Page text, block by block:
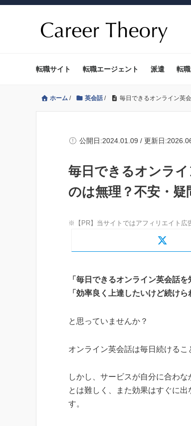
転職サイト 転職エージェント 派遣 転
ホーム / 英会話/ 毎日できるオンライン英
公開日:2024.01.09 / 更新日
毎日できるオンラ
のは無理？不安・疑
「毎日できるオンライン英会話を
「効率良く上達したいけど続けら
と思っていませんか？
オンライン英会話は毎日続けるこ
しかし、サービスが自分に合わな
とは難しく、また効果はすぐに
す。